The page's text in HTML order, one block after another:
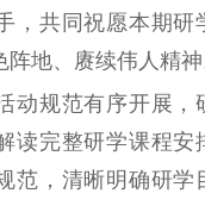
，共同祝愿本期研
地、赓续伟人精神
规范有序开展，
读完整研学课程安
范，清晰明确研学